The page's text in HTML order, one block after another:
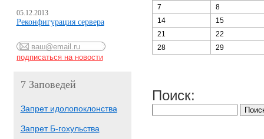
05.12.2013
Реконфигурация сервера
7 Заповедей
Запрет идолопоклонства
Запрет Б-гохульства
7
8
14
15
21
22
28
29
Поиск: